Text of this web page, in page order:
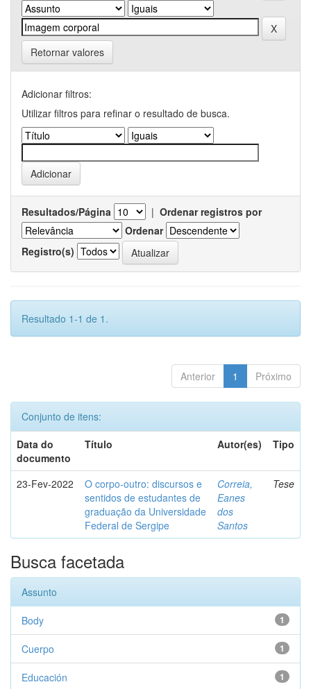
Retornar valores
Adicionar filtros:
Utilizar filtros para refinar o resultado de busca.
Resultados/Página | Ordenar registros por
Ordenar
Registro(s)
Resultado 1-1 de 1.
Anterior 1 Próximo
Conjunto de itens:
Data do
documento
Título Autor(es) Tipo
23-Fev-2022
O corpo-outro: discursos e
sentidos de estudantes de
graduação da Universidade
Federal de Sergipe
Correia,
Eanes
dos
Santos
Tese
Busca facetada
Assunto
1
Body
1
Cuerpo
1
Educación